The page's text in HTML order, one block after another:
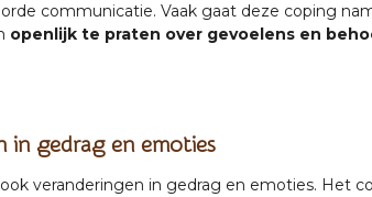
communicatie. Vaak gaat deze coping
openlijk te praten over gevoelens en
in gedrag en emoties
veranderingen in gedrag en emoties. Het